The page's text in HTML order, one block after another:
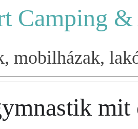
Camping &
mobilházak,
mit